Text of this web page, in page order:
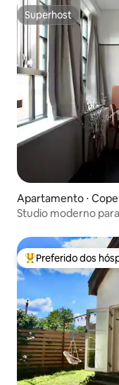
Superhost
Superhost
Apartamento ⋅
Studio moderno
Entre os melhores
Preferido dos